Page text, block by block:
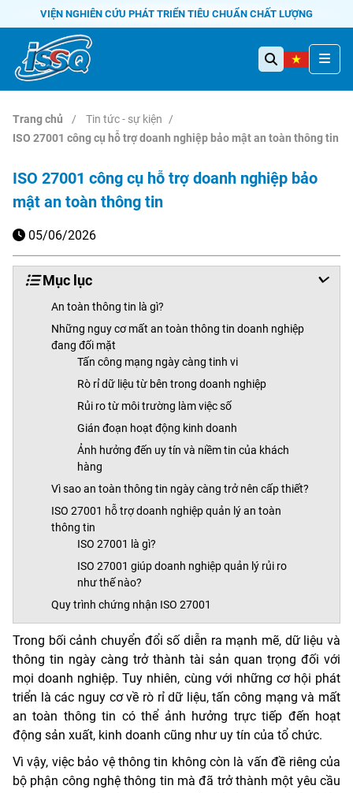
VIỆN NGHIÊN CỨU PHÁT TRIỂN TIÊU CHUẨN CHẤT LƯỢNG
Trang chủ
Tin tức - sự kiện
ISO 27001 công cụ hỗ trợ doanh nghiệp bảo mật an toàn thông tin
ISO 27001 công cụ hỗ trợ doanh nghiệp bảo
mật an toàn thông tin
05/06/2026
Mục lục
An toàn thông tin là gì?
Những nguy cơ mất an toàn thông tin doanh nghiệp
đang đối mặt
Tấn công mạng ngày càng tinh vi
Rò rỉ dữ liệu từ bên trong doanh nghiệp
Rủi ro từ môi trường làm việc số
Gián đoạn hoạt động kinh doanh
Ảnh hưởng đến uy tín và niềm tin của khách
hàng
Vì sao an toàn thông tin ngày càng trở nên cấp thiết?
ISO 27001 hỗ trợ doanh nghiệp quản lý an toàn
thông tin
ISO 27001 là gì?
ISO 27001 giúp doanh nghiệp quản lý rủi ro
như thế nào?
Quy trình chứng nhận ISO 27001
Trong bối cảnh chuyển đổi số diễn ra mạnh mẽ, dữ liệu và
thông tin ngày càng trở thành tài sản quan trọng đối với
mọi doanh nghiệp. Tuy nhiên, cùng với những cơ hội phát
triển là các nguy cơ về rò rỉ dữ liệu, tấn công mạng và mất
an toàn thông tin có thể ảnh hưởng trực tiếp đến hoạt
động sản xuất, kinh doanh cũng như uy tín của tổ chức.
Vì vậy, việc bảo vệ thông tin không còn là vấn đề riêng của
bộ phận công nghệ thông tin mà đã trở thành một yêu cầu